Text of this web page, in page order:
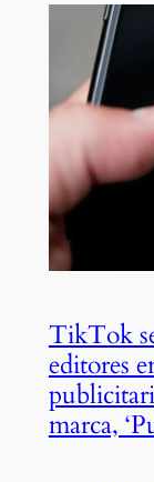
TikTok
editores
marca,